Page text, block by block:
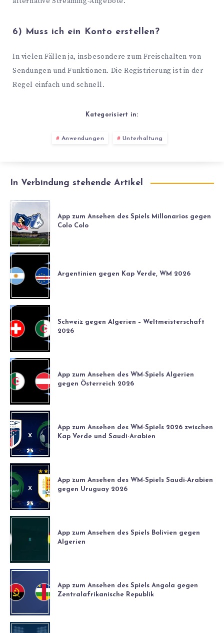
6) Muss ich ein Konto erstellen?
In vielen Fällen ja, insbesondere zum Freischalten von
Sendungen und Funktionen. Die Registrierung ist in der
Regel einfach und schnell.
Kategorisiert in:
Anwendungen Unterhaltung
In Verbindung stehende Artikel
App zum Ansehen des Spiels Millonarios gegen
Colo Colo
Argentinien gegen Kap Verde, WM 2026
Schweiz gegen Algerien – Weltmeisterschaft
2026
App zum Ansehen des WM-Spiels Algerien
gegen Österreich 2026
App zum Ansehen des WM-Spiels 2026 zwischen
Kap Verde und Saudi-Arabien
App zum Ansehen des WM-Spiels Saudi-Arabien
gegen Uruguay 2026
App zum Ansehen des Spiels Bolivien gegen
Algerien
App zum Ansehen des Spiels Angola gegen
Zentralafrikanische Republik